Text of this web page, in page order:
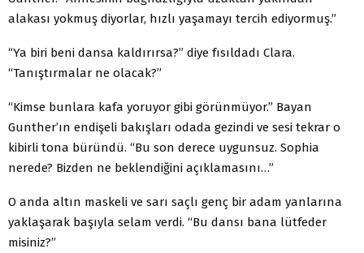
alakası yokmuş diyorlar, hızlı yaşamayı tercih ediyormuş.”
“Ya biri beni dansa kaldırırsa?” diye fısıldadı Clara.
“Tanıştırmalar ne olacak?”
“Kimse bunlara kafa yoruyor gibi görünmüyor.” Bayan
Gunther’ın endişeli bakışları odada gezindi ve sesi tekrar o
kibirli tona büründü. “Bu son derece uygunsuz. Sophia
nerede? Bizden ne beklendiğini açıklamasını…”
O anda altın maskeli ve sarı saçlı genç bir adam yanlarına
yaklaşarak başıyla selam verdi. “Bu dansı bana lütfeder
misiniz?”